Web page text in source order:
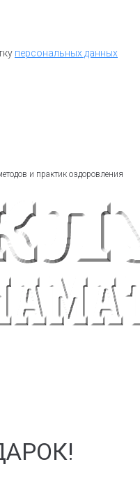
персональных данных
и практик оздоровления